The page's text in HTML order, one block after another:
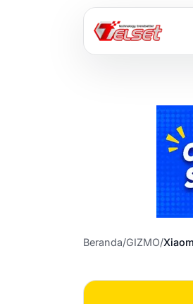
Beranda/GIZMO/